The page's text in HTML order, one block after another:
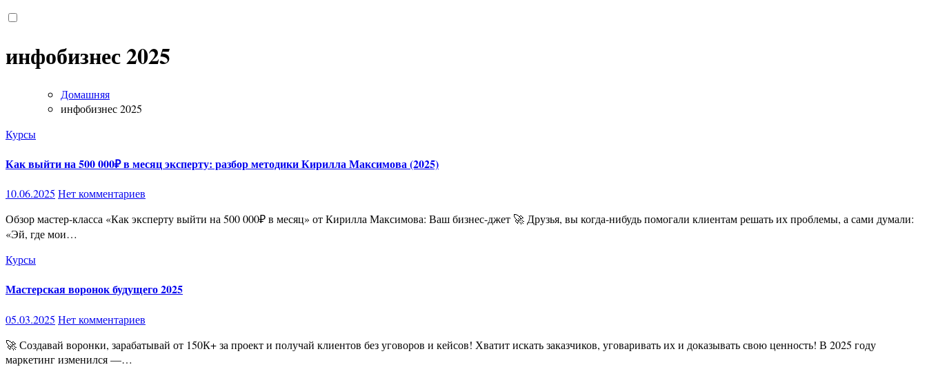
инфобизнес 2025
Домашняя
инфобизнес 2025
Курсы
Как выйти на 500 000₽ в месяц эксперту: разбор методики Кирилла Максимова (2025)
10.06.2025 Нет комментариев
Обзор мастер-класса «Как эксперту выйти на 500 000₽ в месяц» от Кирилла Максимова: Ваш бизнес-джет 🚀 Друзья, вы когда-нибудь помогали клиентам решать их проблемы, а сами думали:
«Эй, где мои…
Курсы
Мастерская воронок будущего 2025
05.03.2025 Нет комментариев
🚀 Создавай воронки, зарабатывай от 150К+ за проект и получай клиентов без уговоров и кейсов! Хватит искать заказчиков, уговаривать их и доказывать свою ценность! В 2025 году
маркетинг изменился —…